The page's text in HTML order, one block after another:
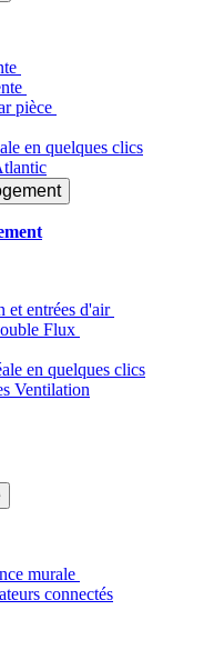
pièce
en quelques clics
et entrées d'air
Flux
en quelques clics
Ventilation
murale
connectés